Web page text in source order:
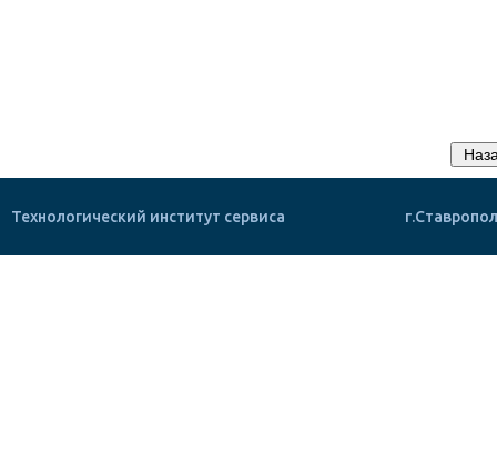
Технологический институт сервиса